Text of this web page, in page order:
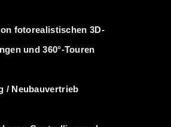
fotorealistischen 3D-
und 360°-Touren
/ Neubauvertrieb